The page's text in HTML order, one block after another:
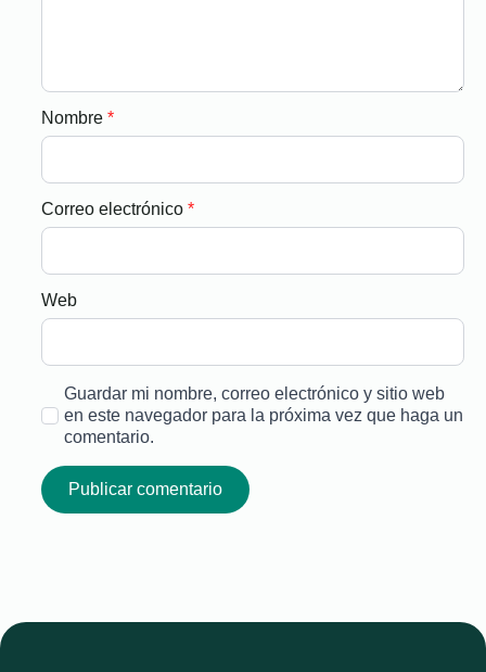
Nombre *
Correo electrónico *
Web
Guardar mi nombre, correo electrónico y sitio web
en este navegador para la próxima vez que haga un
comentario.